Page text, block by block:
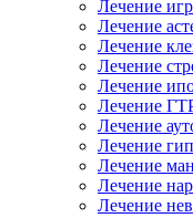
Лечение
Лечение
Лечение
Лечение
Лечение
Лечение
Лечение
Лечение
Лечение
Лечение
Лечение